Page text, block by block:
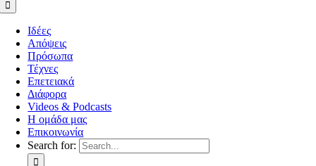
Ιδέες
Απόψεις
Πρόσωπα
Τέχνες
Επετειακά
Διάφορα
Videos & Podcasts
Η ομάδα μας
Επικοινωνία
Search for: